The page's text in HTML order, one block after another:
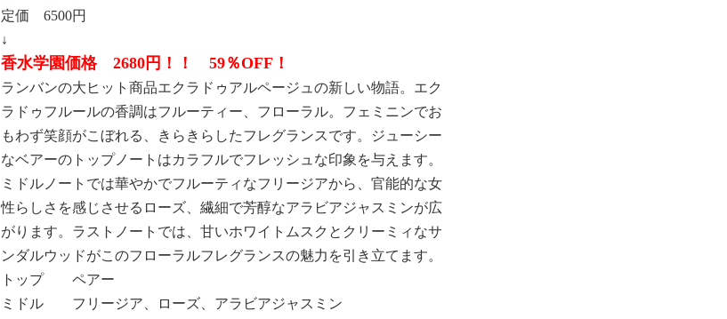
定価 6500円
↓
香水学園価格 2680円！！ 59％OFF！
ランバンの大ヒット商品エクラドゥアルページュの新しい物語。エク
ラドゥフルールの香調はフルーティー、フローラル。フェミニンでお
もわず笑顔がこぼれる、きらきらしたフレグランスです。ジューシー
なベアーのトップノートはカラフルでフレッシュな印象を与えます。
ミドルノートでは華やかでフルーティなフリージアから、官能的な女
性らしさを感じさせるローズ、繊細で芳醇なアラビアジャスミンが広
がります。ラストノートでは、甘いホワイトムスクとクリーミィなサ
ンダルウッドがこのフローラルフレグランスの魅力を引き立てます。
トップ ペアー
ミドル フリージア、ローズ、アラビアジャスミン